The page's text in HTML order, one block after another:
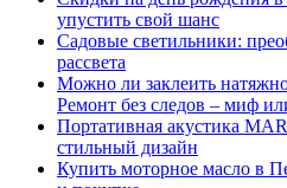
упустить свой шанс
Садовые светильники:
рассвета
Можно ли заклеить
Ремонт без следов – миф
Портативная акустика
стильный дизайн
Купить моторное масло в